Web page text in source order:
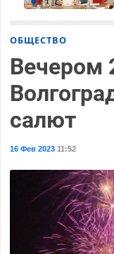
ОБЩЕСТВО
Вечером
салют
16 Фев 202311:52